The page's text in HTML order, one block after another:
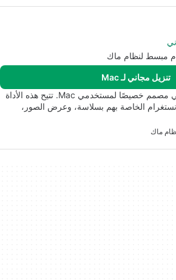
مبسط لنظام ماك
تنزيل مجاني لـ Mac
vu هو عميل إنستغرام مجاني مصمم خصيصًا لمستخدمي Mac. تتيح هذه الأداة
الخاصة بهم بسلاسة، وعرض الصور،
ماك